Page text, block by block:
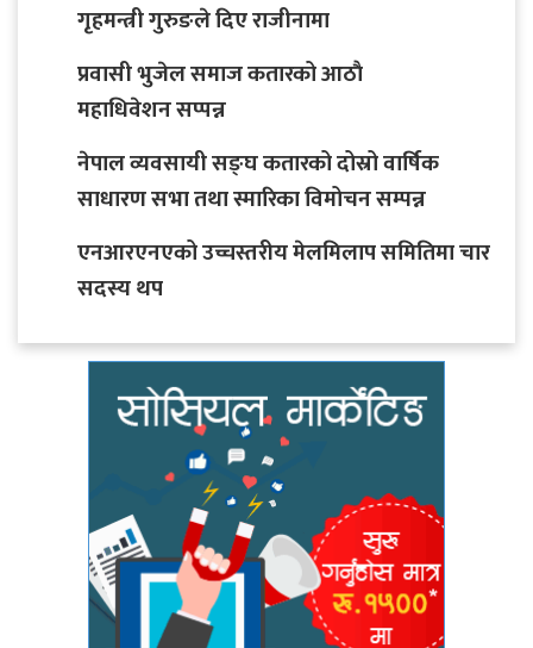
गृहमन्त्री गुरुङले दिए राजीनामा
प्रवासी भुजेल समाज कतारको आठाै
महाधिवेशन सप्पन्न
नेपाल व्यवसायी सङ्घ कतारको दोस्रो वार्षिक
साधारण सभा तथा स्मारिका विमोचन सम्पन्न
एनआरएनएको उच्चस्तरीय मेलमिलाप समितिमा चार
सदस्य थप